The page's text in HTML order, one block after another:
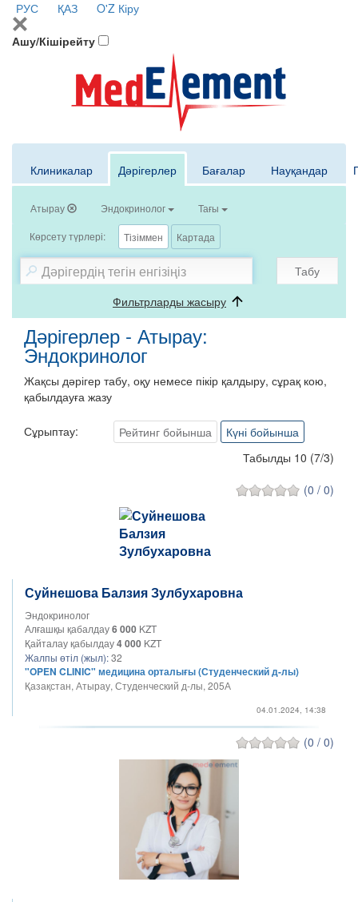
РУС ҚАЗ O'Z Кіру
Ашу/Кішірейту
Клиникалар Дәрігерлер Бағалар Науқандар
Атырау Эндокринолог Тағы
Көрсету түрлері: Тізіммен Картада
Табу
Фильтрларды жасыру
Дәрігерлер - Атырау:
Эндокринолог
Жақсы дәрігер табу, оқу немесе пікір қалдыру, сұрақ кою,
қабылдауға жазу
Сұрыптау: Рейтинг бойынша
Күні бойынша
Табылды 10 (7/3)
(0 / 0)
Суйнешова Балзия Зулбухаровна
Эндокринолог
Алғашқы қабалдау6 000 KZT
Қайталау қабылдау4 000 KZT
Жалпы өтіл (жыл):32
"OPEN CLINIC" медицина орталығы (Студенческий д-лы)
Қазақстан, Атырау, Студенческий д-лы, 205А
04.01.2024, 14:38
(0 / 0)